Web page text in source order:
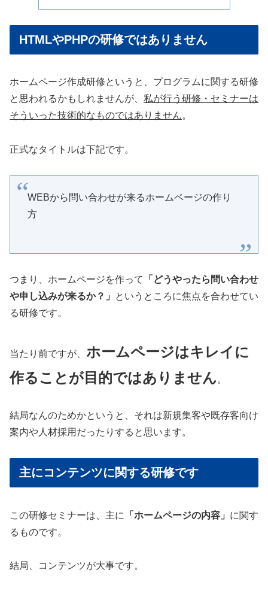
HTMLやPHPの研修ではありません
ホームページ作成研修というと、プログラムに関する研修
と思われるかもしれませんが、 私が行う研修・セミナーは
そういった技術的なものではありません。
正式なタイトルは下記です。
WEBから問い合わせが来るホームページの作り
方
つまり、ホームページを作って
「どうやったら問い合わせ
や申し込みが来るか？」
というところに焦点を合わせてい
る研修です。
当たり前ですが、 ホームページはキレイに
作ることが目的ではありません。
結局なんのためかというと、それは新規集客や既存客向け
案内や人材採用だったりすると思います。
主にコンテンツに関する研修です
この研修セミナーは、主に 「ホームページの内容」 に関す
るものです。
結局、コンテンツが大事です。